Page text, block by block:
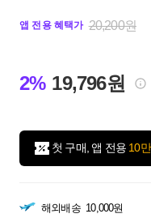
앱 전용 혜택가 20,200원
2% 19,796원
첫 구매, 앱 전용 10
해외배송 10,000원